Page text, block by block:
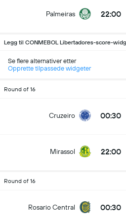
Palmeiras 22:00
Legg til CONMEBOL Libertadores-score-
Se flere alternativer etter
Opprette tilpassede widgeter
Round of 16
Cruzeiro 00:30
Mirassol 22:00
Round of 16
Rosario Central 00:30